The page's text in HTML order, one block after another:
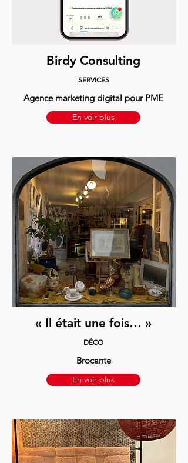
Birdy Consulting
SERVICES
Agence marketing digital pour PME
En voir plus
« Il était une fois… »
DÉCO
Brocante
En voir plus